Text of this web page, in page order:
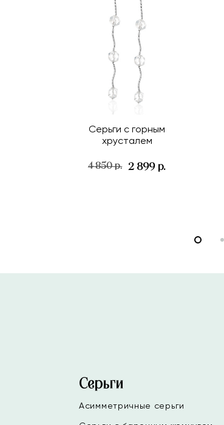
Серьги с горным
хрусталем
4 850 р. 2 899 р.
Серьги
Асимметричные серьги